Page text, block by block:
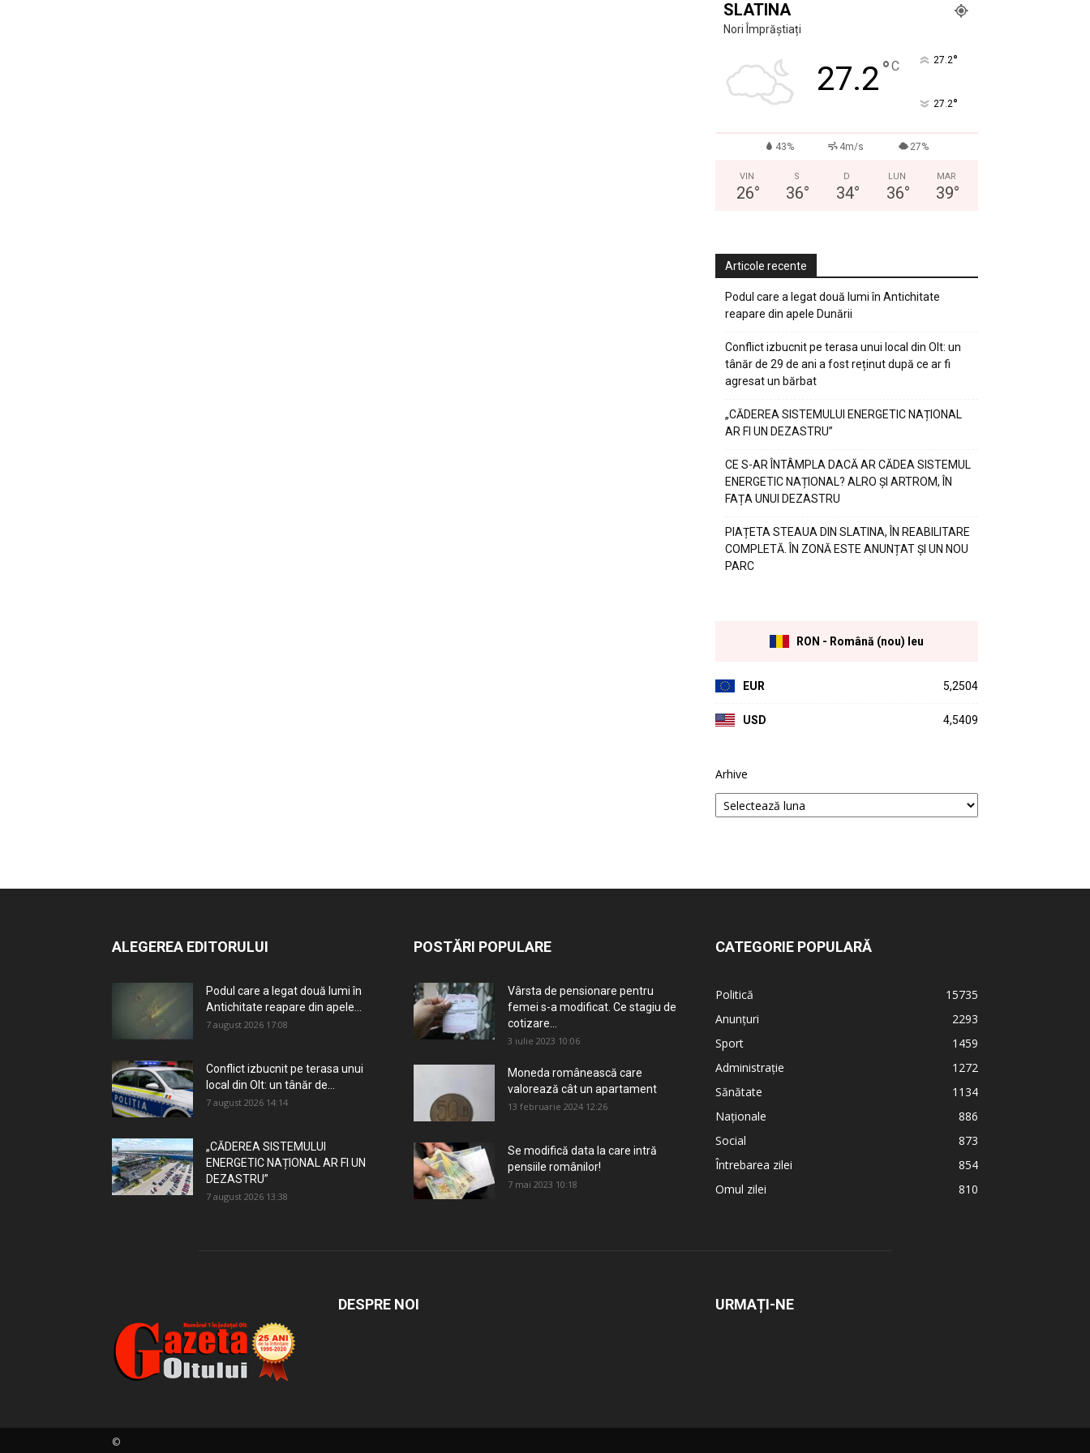
SLATINA
Nori Împrăștiați
27.2°C 27.2°
27.2°
43% 4m/s 27%
VIN
26°
S
36°
D
34°
LUN
36°
MAR
39°
Articole recente
Podul care a legat două lumi în Antichitate
reapare din apele Dunării
Conflict izbucnit pe terasa unui local din Olt: un
tânăr de 29 de ani a fost reținut după ce ar fi
agresat un bărbat
„CĂDEREA SISTEMULUI ENERGETIC NAȚIONAL
AR FI UN DEZASTRU”
CE S-AR ÎNTÂMPLA DACĂ AR CĂDEA SISTEMUL
ENERGETIC NAȚIONAL? ALRO ȘI ARTROM, ÎN
FAȚA UNUI DEZASTRU
PIAȚETA STEAUA DIN SLATINA, ÎN REABILITARE
COMPLETĂ. ÎN ZONĂ ESTE ANUNȚAT ȘI UN NOU
PARC
RON - Română (nou) leu
EUR 5,2504
USD 4,5409
Arhive
ALEGEREA EDITORULUI
Podul care a legat două lumi în
Antichitate reapare din apele...
7 august 2026 17:08
Conflict izbucnit pe terasa unui
local din Olt: un tânăr de...
7 august 2026 14:14
„CĂDEREA SISTEMULUI
ENERGETIC NAȚIONAL AR FI UN
DEZASTRU”
7 august 2026 13:38
POSTĂRI POPULARE
Vârsta de pensionare pentru
femei s-a modificat. Ce stagiu de
cotizare...
3 iulie 2023 10:06
Moneda românească care
valorează cât un apartament
13 februarie 2024 12:26
Se modifică data la care intră
pensiile românilor!
7 mai 2023 10:18
CATEGORIE POPULARĂ
Politică
15735
Anunțuri
2293
Sport
1459
Administrație
1272
Sănătate
1134
Naționale
886
Social
873
Întrebarea zilei
854
Omul zilei
810
DESPRE NOI URMAȚI-NE
©